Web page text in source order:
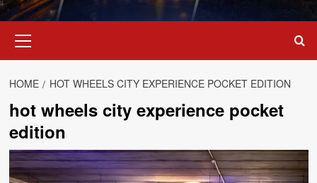
Menu
HOME HOT WHEELS CITY EXPERIENCE POCKET EDITION
hot wheels city experience pocket
edition